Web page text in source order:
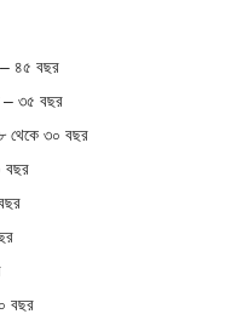
– ৪৫ বছর
– ৩৫ বছর
থেকে ৩০ বছর
বছর
বছর